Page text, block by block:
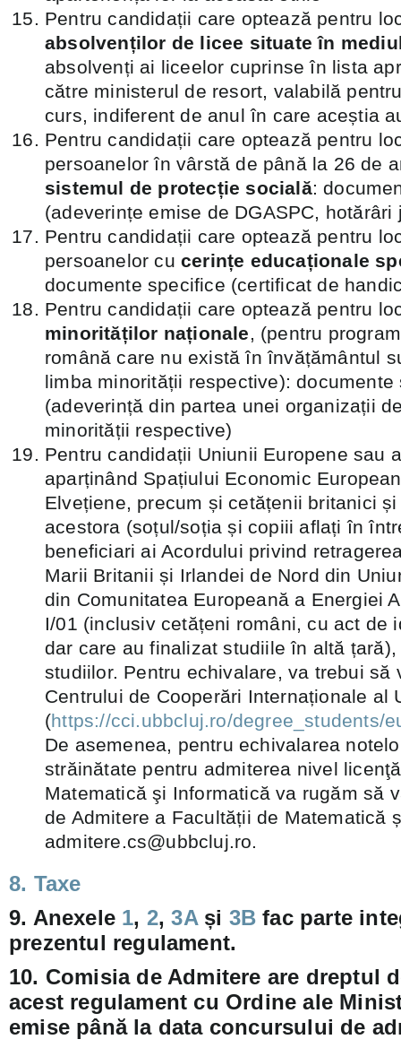
Pentru candidații care optează pentru
absolvenților de licee situate în
absolvenți ai liceelor cuprinse în lista
către ministerul de resort, valabilă
curs, indiferent de anul în care aceștia
Pentru candidații care optează pentru
persoanelor în vârstă de până la 26 de
sistemul de protecție socială:
(adeverințe emise de DGASPC, hotărâri
Pentru candidații care optează pentru
persoanelor cu cerințe educaționale
documente specifice (certificat de
Pentru candidații care optează pentru
minorităților naționale, (pentru
română care nu există în învățământul
limba minorității respective): documente
(adeverință din partea unei organizații
minorității respective)
Pentru candidații Uniunii Europene sau
aparținând Spațiului Economic
Elvețiene, precum și cetățenii britanici
acestora (soțul/soția și copiii aflați în
beneficiari ai Acordului privind
Marii Britanii și Irlandei de Nord din
din Comunitatea Europeană a Energiei
I/01 (inclusiv cetățeni români, cu act de
dar care au finalizat studiile în altă
studiilor. Pentru echivalare, va trebui să
Centrului de Cooperări Internaționale al
(https://cci.ubbcluj.ro/degree_students/
De asemenea, pentru echivalarea
străinătate pentru admiterea nivel
Matematică şi Informatică va rugăm să
de Admitere a Facultății de Matematică
admitere.cs@ubbcluj.ro.
8. Taxe
9. Anexele 1, 2,3Ași 3B fac parte
prezentul regulament.
10. Comisia de Admitere are dreptul
acest regulament cu Ordine ale
emise până la data concursului de